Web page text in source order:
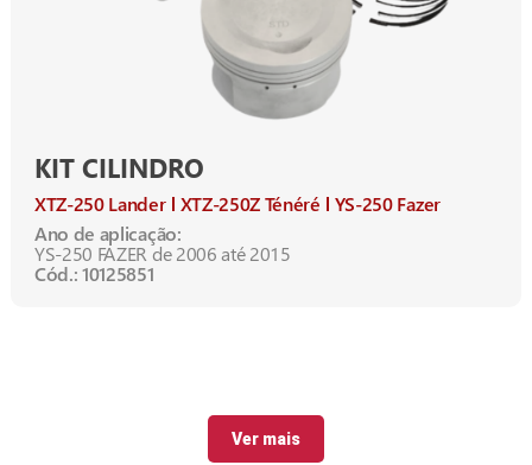
KIT CILINDRO
XTZ-250 Lander XTZ-250Z Ténéré
YS-250 Fazer
Ano de aplicação:
YS-250 FAZER de 2006 até 2015
Cód.: 10125851
Ver mais